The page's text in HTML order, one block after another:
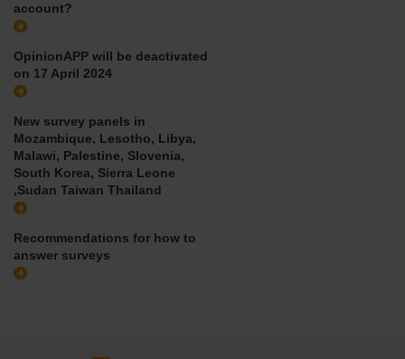
account?
OpinionAPP will be deactivated
on 17 April 2024
New survey panels in
Mozambique, Lesotho, Libya,
Malawi, Palestine, Slovenia,
South Korea, Sierra Leone
,Sudan Taiwan Thailand
Recommendations for how to
answer surveys